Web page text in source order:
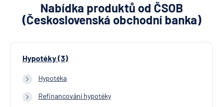
Nabídka produktů od ČSOB
(Československá obchodní banka)
Hypotéky (3)
Hypotéka
Refinancování hypotéky